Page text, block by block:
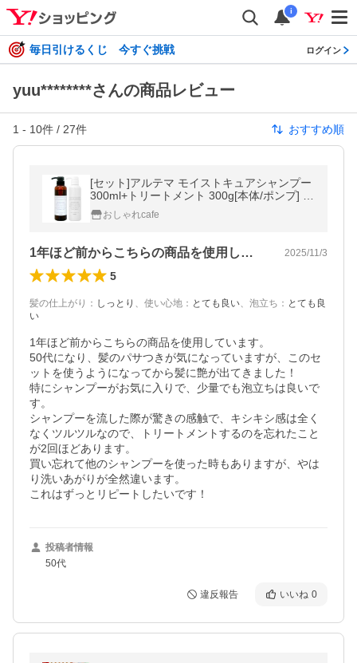
i
毎日引けるくじ 今すぐ挑戦 ログイン
yuu********さんの商品レビュー
1 - 10件 / 27件 おすすめ順
[セット]アルテマ モイストキュアシャンプー
300ml+トリートメント 300g[本体/ポンプ] ult
ema[送料無料]
おしゃれcafe
1年ほど前からこちらの商品を使用してい… 2025/11/3
5
髪の仕上がり ： しっとり 、 使い心地 ： とても良い、 泡立ち ： とても良
い
1年ほど前からこちらの商品を使用しています。
50代になり、髪のパサつきが気になっていますが、このセ
ットを使うようになってから髪に艶が出てきました！
特にシャンプーがお気に入りで、少量でも泡立ちは良いで
す。
シャンプーを流した際が驚きの感触で、キシキシ感は全く
なくツルツルなので、トリートメントするのを忘れたこと
が2回ほどあります。
買い忘れて他のシャンプーを使った時もありますが、やは
り洗いあがりが全然違います。
投稿者情報
50代
違反報告 いいね 0